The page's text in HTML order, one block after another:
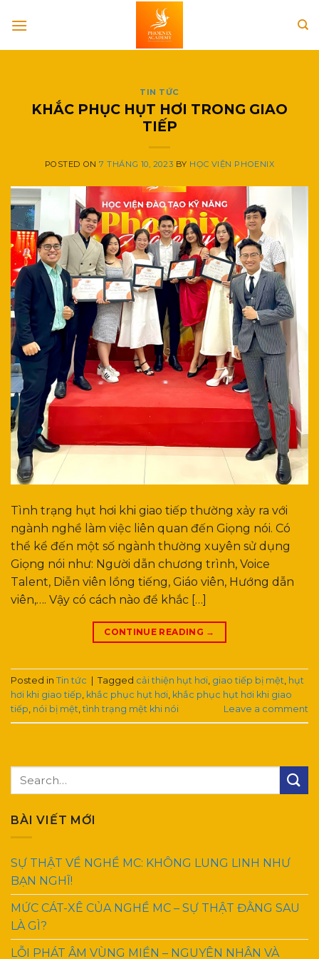
TIN TỨC
KHẮC PHỤC HỤT HƠI TRONG GIAO
TIẾP
POSTED ON7 THÁNG 10, 2023 BY HỌC VIỆN PHOENIX
Tình trạng hụt hơi khi giao tiếp thường xảy ra với
ngành nghề làm việc liên quan đến Giọng nói. Có
thể kể đến một số ngành thường xuyên sử dụng
Giọng nói như: Người dẫn chương trình, Voice
Talent, Diễn viên lồng tiếng, Giáo viên, Hướng dẫn
viên,…. Vậy có cách nào để khắc […]
CONTINUE READING →
Posted in Tin tức Tagged cải thiện hụt hơi giao tiếp bị mệt hụt
hơi khi giao tiếp khắc phục hụt hơi khắc phục hụt hơi khi giao
tiếp nói bị mệt ,tình trạng mệt khi nói Leave a comment
BÀI VIẾT MỚI
SỰ THẬT VỀ NGHỀ MC: KHÔNG LUNG LINH NHƯ
BẠN NGHĨ!
MỨC CÁT-XÊ CỦA NGHỀ MC – SỰ THẬT ĐẰNG SAU
LÀ GÌ?
LỖI PHÁT ÂM VÙNG MIỀN – NGUYÊN NHÂN VÀ